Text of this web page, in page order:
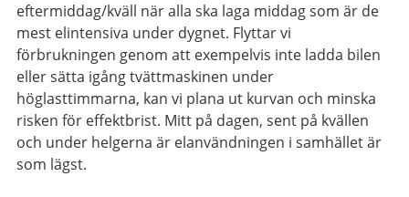
eftermiddag/kväll när alla ska laga middag som är de
mest elintensiva under dygnet. Flyttar vi
förbrukningen genom att exempelvis inte ladda bilen
eller sätta igång tvättmaskinen under
höglasttimmarna, kan vi plana ut kurvan och minska
risken för effektbrist. Mitt på dagen, sent på kvällen
och under helgerna är elanvändningen i samhället är
som lägst.